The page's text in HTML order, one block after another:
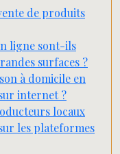
de produits
ligne sont-ils
surfaces ?
à domicile en
internet ?
locaux
les plateformes